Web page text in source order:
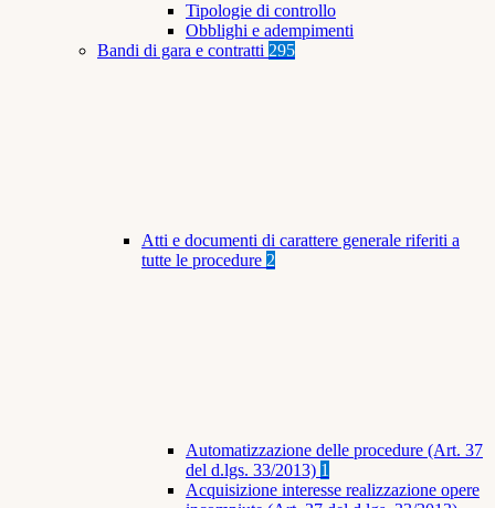
Tipologie di controllo
Obblighi e adempimenti
Bandi di gara e contratti 295
Atti e documenti di carattere generale riferiti a
tutte le procedure 2
Automatizzazione delle procedure (Art. 37
del d.lgs. 33/2013) 1
Acquisizione interesse realizzazione opere